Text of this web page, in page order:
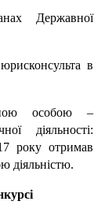
Державної
в
особою –
діяльності:
року отримав
діяльністю.